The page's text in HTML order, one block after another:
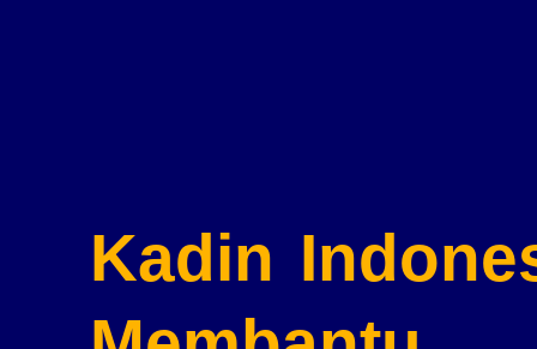
Kadin